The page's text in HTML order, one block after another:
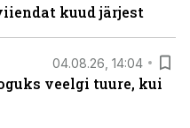
kuud järjest
04.08.26, 14:04
veelgi tuure, kui